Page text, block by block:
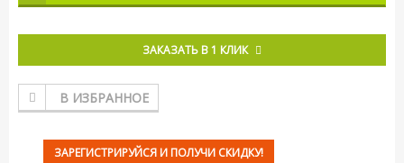
ЗАКАЗАТЬ В 1 КЛИК
В ИЗБРАННОЕ
ЗАРЕГИСТРИРУЙСЯ И ПОЛУЧИ СКИДКУ!